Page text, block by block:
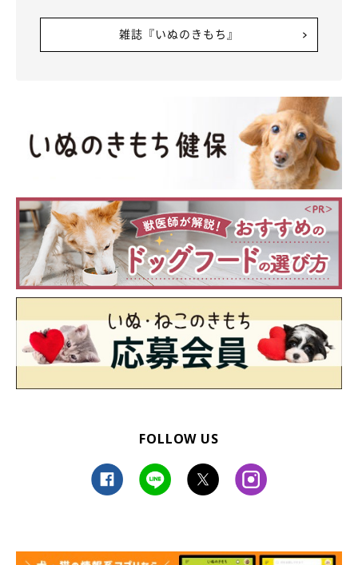
飼い主さん：
「祖母がよく散歩を手伝ってくれるのですが、そのときいつも会
また、私が座っていると隣に横になって、お腹を見せながら“撫
でられ待ち”してるところが甘えん坊さんだなと感じてます」
さらに、おもちちゃんの魅力は「口角をめいっぱいあげて笑って
いる表情を見せてくれるところ」なんだとか。
飼い主さん：
「最近は『もち笑って〜』と言うとニコニコの笑顔を見せてくれ
て、家族みんな癒されています」
雑誌『いぬのきもち』
FOLLOW US